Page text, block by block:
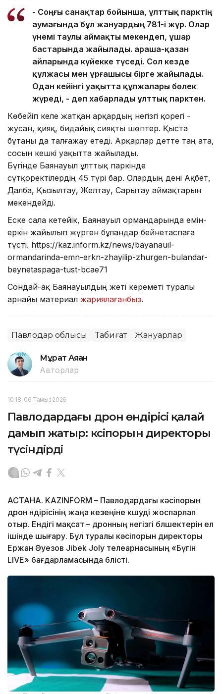
- Соңғы санақтар бойынша, ұлттық парктің
аумағында бұл жануардың 781-і жүр. Олар
үнемі таулы аймақты мекендеп, ұшар
бастарында жайылады. Қараша-қазан
айларында күйекке түседі. Сол кезде
құлжасы мен ұрғашысы бірге жайылады.
Одан кейінгі уақытта құлжалары бөлек
жүреді, - деп хабарлады ұлттық парктен.
Көбейіп келе жатқан арқардың негізгі қорегі -
жусан, қияқ, бидайық сияқты шөптер. Қыста
бұтаны да талғажау етеді. Арқарлар әдетте таң ата,
сосын кешкі уақытта жайылады.
Бүгінде Баянауыл ұлттық паркінде
сүтқоректілердің 45 түрі бар. Олардың дені Ақбет,
Далба, Қызылтау, Желтау, Сарытау аймақтарын
мекендейді.
Еске сала кетейік, Баянауыл ормандарында емін-
еркін жайылып жүрген бұландар бейнетаспаға
түсті. https://kaz.inform.kz/news/bayanauil-
ormandarinda-emn-erkn-zhayilip-zhurgen-bulandar-
beynetaspaga-tust-bcae71
Сондай-ақ Баянауылдың жеті кереметі туралы
арнайы материал жариялағанбыз.
Павлодар облысы Табиғат Жануарлар
Мұрат Аяған
Авторлар
10:18, 06 Тамыз 2026
Павлодардағы дрон өндірісі қалай
дамып жатыр: кәсіпорын директоры
түсіндірді
АСТАНА. KAZINFORM – Павлодардағы кәсіпорын
дрон өндірісінің жаңа кезеңіне көшуді жоспарлап
отыр. Ендігі мақсат – дронның негізгі бөлшектерін ел
ішінде шығару. Бұл туралы кәсіпорын директоры
Ержан Әуезов Jibek Joly телеарнасының «Бүгін
LIVE» бағдарламасында бөлісті.